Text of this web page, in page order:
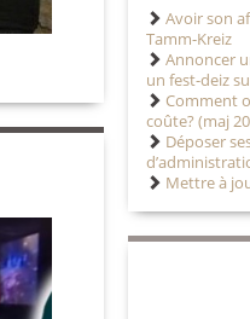
Avoir son
Tamm-Kreiz
Annoncer
un fest-deiz
Comment
coûte? (maj
Déposer
Mettre à